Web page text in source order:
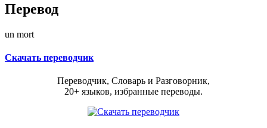
Перевод
un mort
Скачать переводчик
Переводчик, Словарь и Разговорник,
20+ языков, избранные переводы.